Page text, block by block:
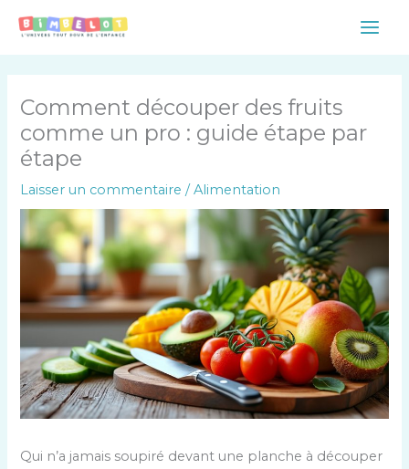
Main
Comment découper des fruits
comme un pro : guide étape par
étape
Laisser un commentaire /Alimentation
Qui n’a jamais soupiré devant une planche à découper